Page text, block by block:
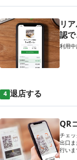
リ
認
利用中
4 退店する
QR
チェ
出口
行いま